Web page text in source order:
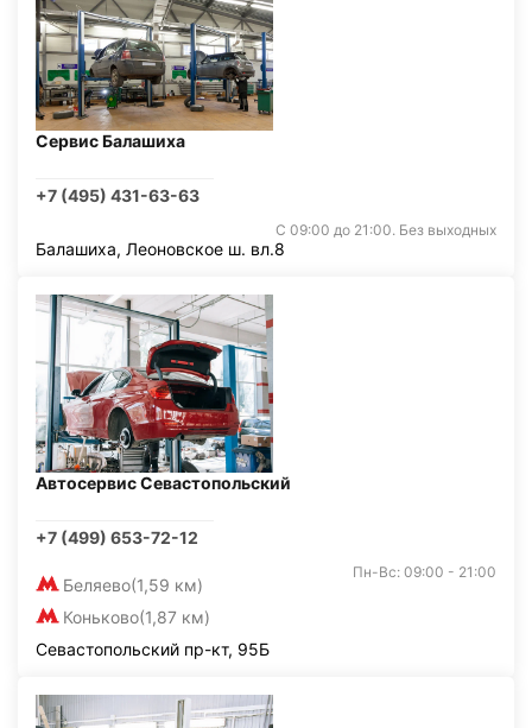
Сервис Балашиха
+7 (495) 431-63-63
С 09:00 до 21:00. Без выходных
Балашиха, Леоновское ш. вл.8
Автосервис Севастопольский
+7 (499) 653-72-12
Беляево(1,59 км)
Коньково(1,87 км)
Пн-Вс: 09:00 - 21:00
Севастопольский пр-кт, 95Б